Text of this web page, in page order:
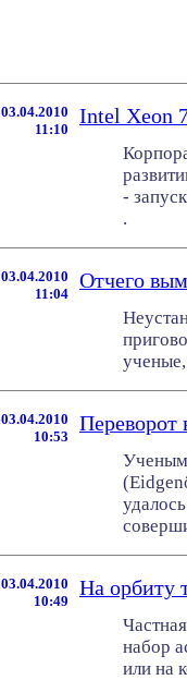
03.04.2010
11:10
Intel Xeon
-
.
03.04.2010
11:04
Отчего
03.04.2010
10:53
Переворот
03.04.2010
10:49
На орбиту
набор
или на